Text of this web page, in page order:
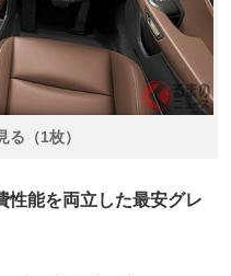
る（1枚）
性能を両立した最安グレ